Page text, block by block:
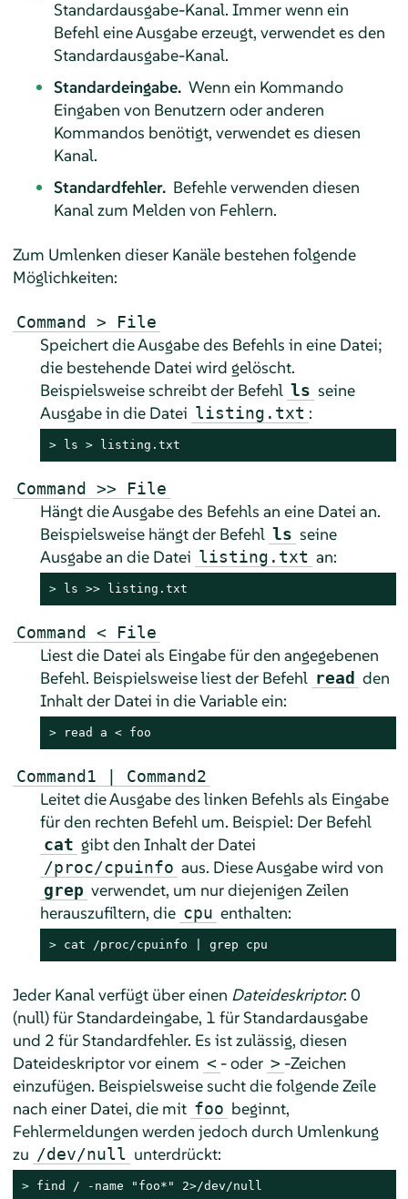
Standardausgabe-Kanal. Immer wenn ein
Befehl eine Ausgabe erzeugt, verwendet es den
Standardausgabe-Kanal.
Standardeingabe. Wenn ein Kommando
Eingaben von Benutzern oder anderen
Kommandos benötigt, verwendet es diesen
Kanal.
Standardfehler. Befehle verwenden diesen
Kanal zum Melden von Fehlern.
Zum Umlenken dieser Kanäle bestehen folgende
Möglichkeiten:
Command > File
Speichert die Ausgabe des Befehls in eine Datei;
die bestehende Datei wird gelöscht.
Beispielsweise schreibt der Befehl ls seine
Ausgabe in die Datei listing.txt :
> ls > listing.txt
Command >> File
Hängt die Ausgabe des Befehls an eine Datei an.
Beispielsweise hängt der Befehl ls seine
Ausgabe an die Datei listing.txt an:
> ls >> listing.txt
Command < File
Liest die Datei als Eingabe für den angegebenen
Befehl. Beispielsweise liest der Befehl read den
Inhalt der Datei in die Variable ein:
> read a < foo
Command1 | Command2
Leitet die Ausgabe des linken Befehls als Eingabe
für den rechten Befehl um. Beispiel: Der Befehl
cat gibt den Inhalt der Datei
/proc/cpuinfo aus. Diese Ausgabe wird von
grep verwendet, um nur diejenigen Zeilen
herauszufiltern, die cpu enthalten:
> cat /proc/cpuinfo | grep cpu
Jeder Kanal verfügt über einen Dateideskriptor: 0
(null) für Standardeingabe, 1 für Standardausgabe
und 2 für Standardfehler. Es ist zulässig, diesen
Dateideskriptor vor einem < - oder > -Zeichen
einzufügen. Beispielsweise sucht die folgende Zeile
nach einer Datei, die mit foo beginnt,
Fehlermeldungen werden jedoch durch Umlenkung
zu /dev/null unterdrückt:
> find / -name "foo*" 2>/dev/null